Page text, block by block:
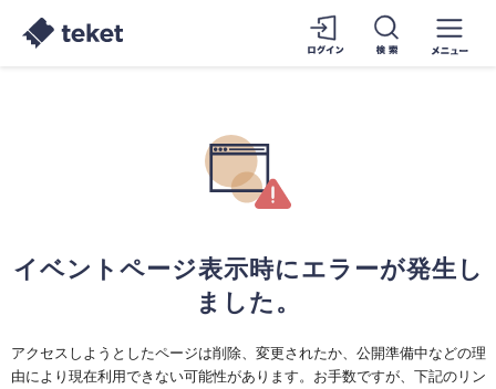
イベントページ表示時にエラーが発生し
ました。
アクセスしようとしたページは削除、変更されたか、公開準備中などの理
由により現在利用できない可能性があります。お手数ですが、下記のリン